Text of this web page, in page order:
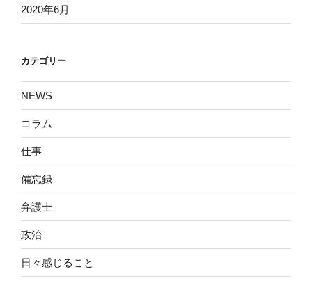
2020年6月
カテゴリー
NEWS
コラム
仕事
備忘録
弁護士
政治
日々感じること